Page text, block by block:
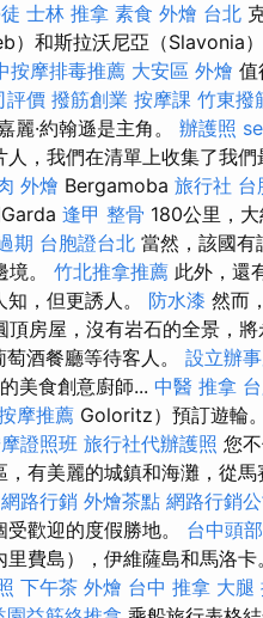
士林 推拿 素食 外燴 台北
）和斯拉沃尼亞（Slavonia
按摩排毒推薦 大安區 外燴 值
評價 撥筋創業 按摩課 竹東撥
麗·約翰遜是主角。 辦護照
人，我們在清單上收集了我
外燴 Bergamoba 旅行社 台
逢甲 整骨 180公里，
期 台胞證台北 當然，該國
。 竹北推拿推薦 此外，還
，但更誘人。 防水漆 然而
頂房屋，沒有岩石的全景，
酒餐廳等待客人。 設立辦
美食創意廚師... 中醫 推拿
摩推薦 Goloritz）預訂遊輪。
證照班 旅行社代辦護照 您
有美麗的城鎮和海灘，從馬
網路行銷 外燴茶點 網路行銷
歡迎的度假勝地。 台中頭
費島），伊維薩島和馬洛
下午茶 外燴 台中 推拿 大腿